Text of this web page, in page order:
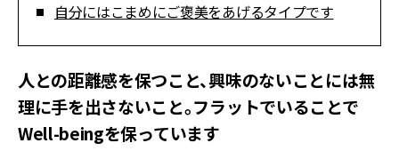
自分にはこまめにご褒美をあげるタイプです
人との距離感を保つこと、興味のないことには無
理に手を出さないこと。フラットでいることで
Well-beingを保っています